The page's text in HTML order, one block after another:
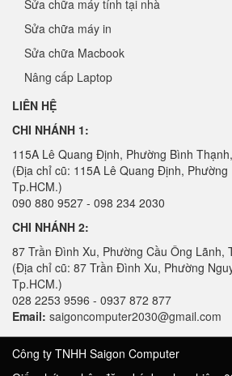
Sửa chữa máy tính tại nhà
Sửa chữa máy in
Sửa chữa Macbook
Nâng cấp Laptop
LIÊN HỆ
CHI NHÁNH 1:
115A Lê Quang Định, Phường Bình
(Địa chỉ cũ: 115A Lê Quang Định,
Tp.HCM.)
090 880 9527 - 098 234 2030
CHI NHÁNH 2:
87 Trần Đình Xu, Phường Cầu Ông Lãnh,
(Địa chỉ cũ: 87 Trần Đình Xu, Phường
Tp.HCM.)
028 2253 9596 - 0937 872 877
Email: saigoncomputer2030@gmail.com
Công ty TNHH Saigon Computer